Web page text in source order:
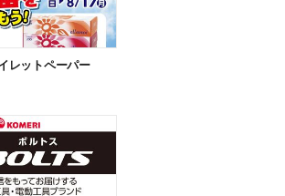
レットペーパー